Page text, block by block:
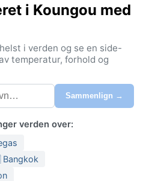
autentisk følelse, langt
(Aw), med en tydelig
fra november til
på 27–32 °C og kraftige
og februar. Vinteren (mai–
Fuktigheten holder seg
regnjakke til
Gode sko
åsene.
i Koungou med
i verden og se en side-
temperatur, forhold og
Sammenlign →
verden over: